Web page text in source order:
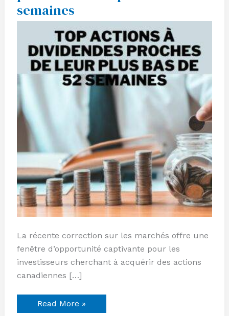
semaines
La récente correction sur les marchés offre une
fenêtre d’opportunité captivante pour les
investisseurs cherchant à acquérir des actions
canadiennes […]
Top
5
proches
plus
bas
de
52
semaines
Read More »